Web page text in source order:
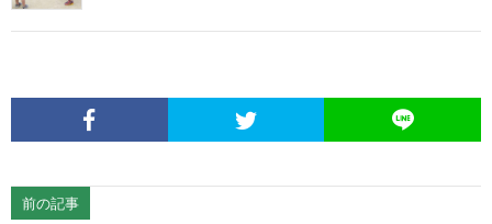
前の記事